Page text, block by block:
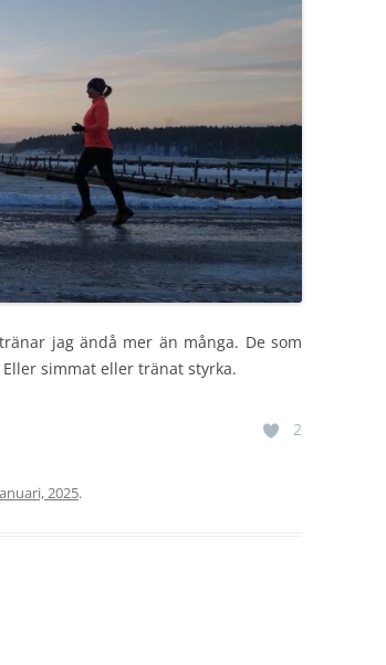
jag ändå mer än många. De som
simmat eller tränat styrka.
2
2025.